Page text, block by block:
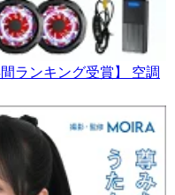
ランキング受賞】 空調